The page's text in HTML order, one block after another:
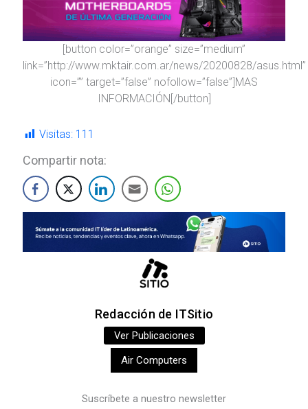
[button color=”orange” size=”medium”
link=”http://www.mktair.com.ar/news/20200828/asus.html”
icon=”” target=”false” nofollow=”false”]MAS
INFORMACIÓN[/button]
Visitas: 111
Compartir nota:
Redacción de ITSitio
Ver Publicaciones
Air Computers
Suscríbete a nuestro newsletter